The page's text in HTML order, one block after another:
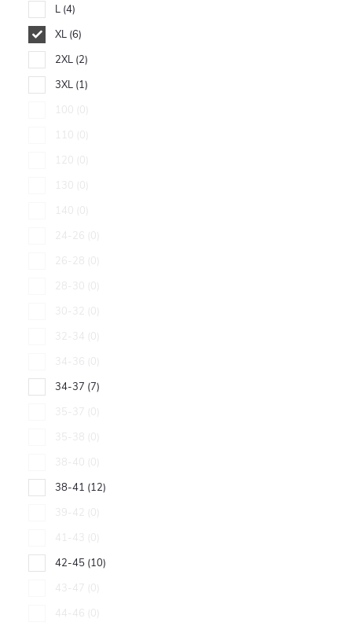
L 4
XL 6
2XL 2
3XL 1
100
0
110
0
120
0
130
0
140
0
24-26
0
26-28
0
28-30
0
30-32
0
32-34
0
34-36
0
34-37 7
35-37
0
35-38
0
38-40
0
38-41 12
39-42
0
41-43
0
42-45 10
43-47
0
44-46
0